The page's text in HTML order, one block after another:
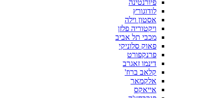
פיורנטינה
לודוגורץ
אסטון וילה
ויקטוריה פלזן
מכבי תל אביב
פאוק סלוניקי
פרנקפורט
דינמו זאגרב
קלאב ברוז'
אלקמאר
אייאקס